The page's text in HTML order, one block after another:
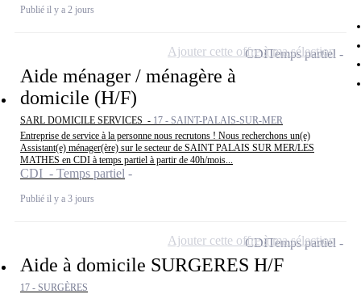
Publié il y a 2 jours
Aide ménager / ménagère à
domicile (H/F)
SARL DOMICILE SERVICES - 17 - SAINT-PALAIS-SUR-MER
Entreprise de service à la personne nous recrutons ! Nous recherchons un(e)
Assistant(e) ménager(ère) sur le secteur de SAINT PALAIS SUR MER/LES
MATHES en CDI à temps partiel à partir de 40h/mois...
CDI - Temps partiel
Publié il y a 3 jours
CDITemps partiel
Ajouter cette offre à ma sélection
Aide à domicile SURGERES H/F
17 - SURGÈRES
CDITemps partiel
Ajouter cette offre à ma sélection